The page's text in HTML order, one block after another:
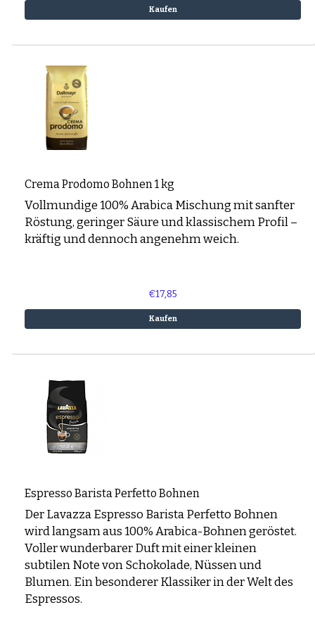
Schichtkaffee
Desserts und Gebäck mit Kaffee
Kaufen
Crema Prodomo Bohnen 1 kg
Vollmundige 100% Arabica Mischung mit sanfter
Röstung, geringer Säure und klassischem Profil –
kräftig und dennoch angenehm weich.
€17,85
Kaufen
Espresso Barista Perfetto Bohnen
Der Lavazza Espresso Barista Perfetto Bohnen
wird langsam aus 100% Arabica-Bohnen geröstet.
Voller wunderbarer Duft mit einer kleinen
subtilen Note von Schokolade, Nüssen und
Blumen. Ein besonderer Klassiker in der Welt des
Espressos.